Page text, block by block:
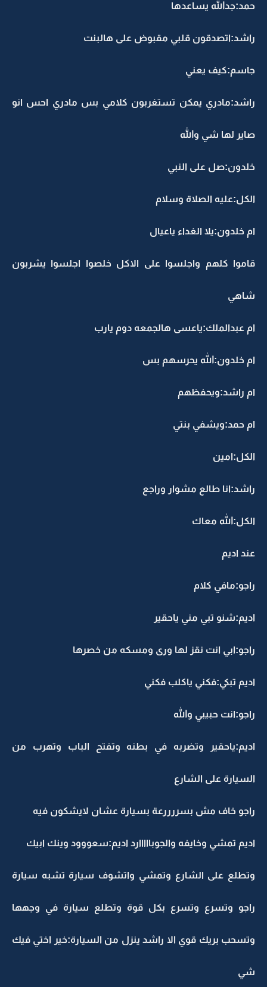
حمد:جدالله يساعدها
راشد:اتصدقون قلبي مقبوض على هالبنت
جاسم:كيف يعني
راشد:مادري يمكن تستغربون كلامي بس مادري احس انو
صاير لها شي والله
خلدون:صل على النبي
الكل:عليه الصلاة وسلام
ام خلدون:يلا الغداء ياعيال
قاموا كلهم واجلسوا على الاكل خلصوا اجلسوا يشربون
شاهي
ام عبدالملك:ياعسى هالجمعه دوم يارب
ام خلدون:الله يحرسهم بس
ام راشد:ويحفظهم
ام حمد:ويشفي بنتي
الكل:امين
راشد:انا طالع مشوار وراجع
الكل:الله معاك
عند اديم
راجو:مافي كلام
اديم:شنو تبي مني ياحقير
راجو:ابي انت نقز لها ورى ومسكه من خصرها
اديم تبكي:فكني ياكلب فكني
راجو:انت حبيبي والله
اديم:ياحقير وتضربه في بطنه وتفتح الباب وتهرب من
السيارة على الشارع
راجو خاف مش بسررررعة بسيارة عشان لايشكون فيه
اديم تمشي وخايفه والجوبااااارد اديم:سعووود وينك ابيك
وتطلع على الشارع وتمشي واتشوف سيارة تشبه سيارة
راجو وتسرع وتسرع بكل قوة وتطلع سيارة في وجهها
وتسحب بريك قوي الا راشد ينزل من السيارة:خير اختي فيك
شي